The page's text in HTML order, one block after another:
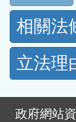
相關法
立法理
政府網站